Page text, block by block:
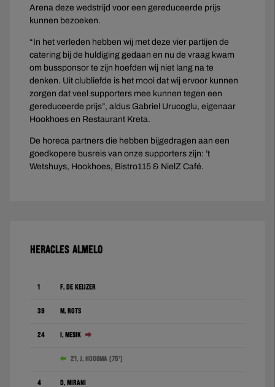
Arena deze wedstrijd voor een gereduceerde prijs
kunnen bezoeken.
“In het verleden hebben wij met deze vier partijen de
catering bij de huldiging gedaan en nu de vraag kwam
om bussponsor te zijn hoefden wij niet lang na te
denken. Uit clubliefde is het mooi dat wij ervoor kunnen
zorgen dat veel supporters mee kunnen tegen een
gereduceerde prijs”, aldus Gabriel Urucoglu, eigenaar
Hookhoes en Restaurant Kreta.
De horeca partners die hebben bijgedragen aan een
goedkopere busreis van onze supporters zijn: ’t
Wetshuys, Hookhoes, Bistro115 & NielZ Café.
HERACLES ALMELO
1 F. de Keijzer
39 M. Rots
24 I. Mesík
21. J. Hoogma (75')
4 D. Mirani